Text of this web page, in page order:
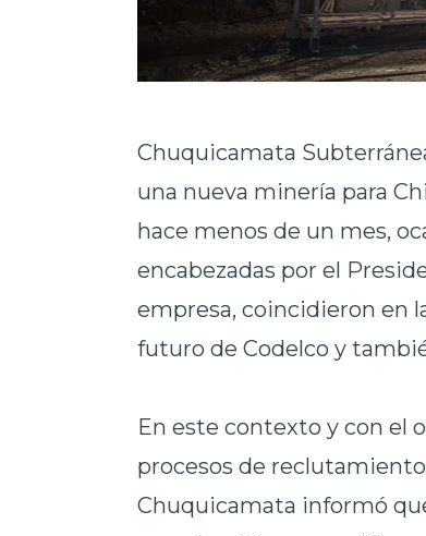
Chuquicamata
una nueva minería para
hace menos de un mes,
encabezadas por el
empresa, coincidieron en
futuro de Codelco y
En este contexto y con el
procesos de
Chuquicamata informó